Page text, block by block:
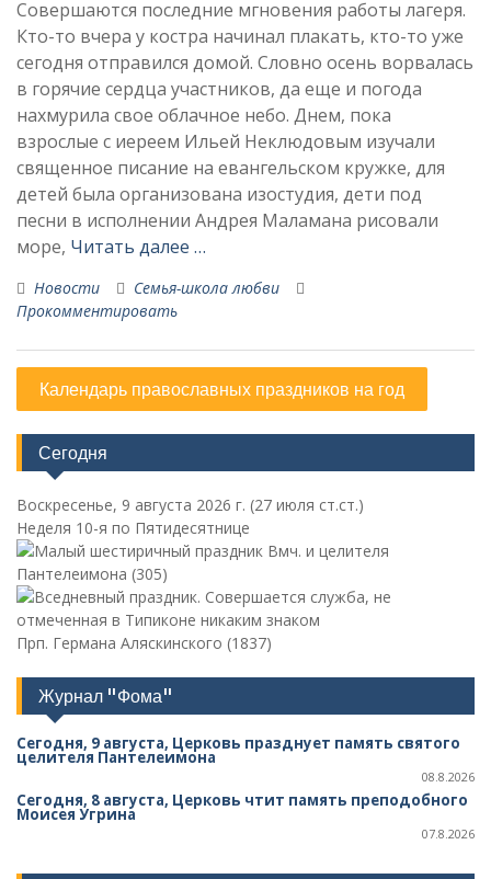
Совершаются последние мгновения работы лагеря.
Кто-то вчера у костра начинал плакать, кто-то уже
сегодня отправился домой. Словно осень ворвалась
в горячие сердца участников, да еще и погода
нахмурила свое облачное небо. Днем, пока
взрослые с иереем Ильей Неклюдовым изучали
священное писание на евангельском кружке, для
детей была организована изостудия, дети под
песни в исполнении Андрея Маламана рисовали
море, Читать далее …
Новости
Семья-школа любви
Прокомментировать
Календарь православных праздников на год
Сегодня
Воскресенье, 9 августа 2026 г. (27 июля ст.ст.)
Неделя 10-я по Пятидесятнице
Вмч. и целителя
Пантелеимона (305)
Прп. Германа Аляскинского (1837)
Журнал "Фома"
Сегодня, 9 августа, Церковь празднует память святого
целителя Пантелеимона
08.8.2026
Сегодня, 8 августа, Церковь чтит память преподобного
Моисея Угрина
07.8.2026